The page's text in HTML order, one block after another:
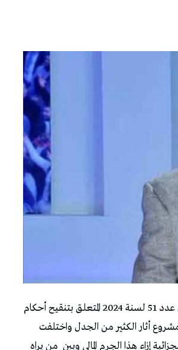
أمس في النظر في مشروع القانون عدد 51 لسنة 2024 المتعلق بتنقيح أحكام
مشروع أثار الكثير من الجدل واختلفت
إزاء هذا الجرم المالي وبين من يراه